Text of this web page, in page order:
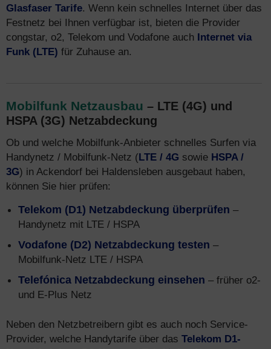
Glasfaser Tarife. Wenn kein schnelles Internet über das
Festnetz bei Ihnen verfügbar ist, bieten die Provider
congstar, o2, Telekom und Vodafone auch Internet via
Funk (LTE) für Zuhause an.
Mobilfunk Netzausbau – LTE (4G) und
HSPA (3G) Netzabdeckung
Ob und welche Mobilfunk-Anbieter schnelles Surfen via
Handynetz / Mobilfunk-Netz (LTE / 4G sowie HSPA /
3G) in Ackendorf bei Haldensleben ausgebaut haben,
können Sie hier prüfen:
Telekom (D1) Netzabdeckung überprüfen –
Handynetz mit LTE / HSPA
Vodafone (D2) Netzabdeckung testen –
Mobilfunk-Netz LTE / HSPA
Telefónica Netzabdeckung einsehen – früher o2-
und E-Plus Netz
Neben den Netzbetreibern gibt es auch noch Service-
Provider, welche Handytarife über das Telekom D1-